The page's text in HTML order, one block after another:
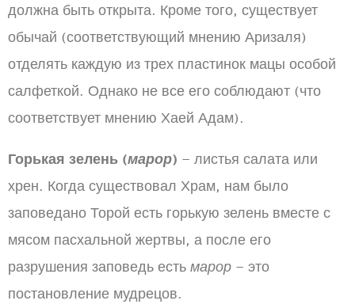
должна быть открыта. Кроме того, существует
обычай (соответствующий мнению Аризаля)
отделять каждую из трех пластинок мацы особой
салфеткой. Однако не все его соблюдают (что
соответствует мнению Хаей Адам).
Горькая зелень (марор) – листья салата или
хрен. Когда существовал Храм, нам было
заповедано Торой есть горькую зелень вместе с
мясом пасхальной жертвы, а после его
разрушения заповедь есть марор – это
постановление мудрецов.